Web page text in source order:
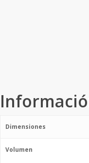
Dimensiones
Volumen